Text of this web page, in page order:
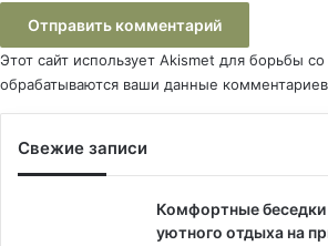
Этот сайт использует Akismet для борьбы
обрабатываются ваши данные комментариев
Свежие записи
Комфортные беседки
уютного отдыха на